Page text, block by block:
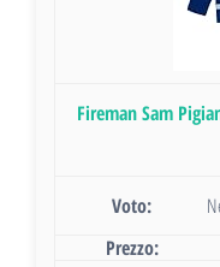
Fireman Sam